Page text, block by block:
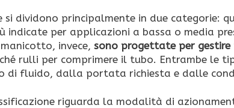
si dividono principalmente in due categorie:
indicate per applicazioni a bassa o media
invece, sono progettate per gestire
rulli per comprimere il tubo. Entrambe le
di fluido, dalla portata richiesta e dalle
riguarda la modalità di